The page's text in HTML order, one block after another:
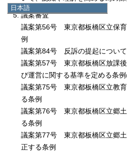
日本語
日本語
English
한국어
简体中文
繁體中文
議案審査
議案第56号 東京都板橋区立保
例
議案第84号 反訴の提起について
議案第57号 東京都板橋区放課
び運営に関する基準を定める条
議案第75号 東京都板橋区立教
る条例
議案第76号 東京都板橋区立郷
る条例
議案第77号 東京都板橋区立郷
正する条例